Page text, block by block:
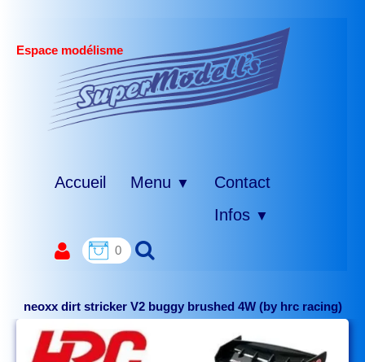
Espace modélisme
Accueil Menu ▼
Contact
Infos ▼
0
neoxx dirt stricker V2 buggy brushed 4W (by hrc racing)